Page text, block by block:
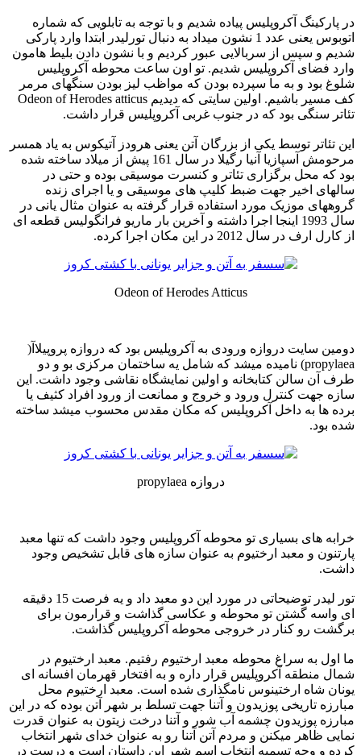
در پارکینگ آکروپلیس پیاده شدیم و با توجه به تابلویی که شماره
اتوبوس یعنی عدد 1 نشون میداد به دنبال تورلیدر ابتدا وارد پارکی
شدیم و سپس از سربالایی عبور کردیم و با نشون دادن بلیط هامون
وارد فضای آکروپلیس شدیم. تو اون ساعت محوطه آکروپلیس
شلوغ بود و به ما سپرده بودن که مواظب لیز بودن سنگهای مرمر
کف مسیر باشیم. اولین سایتی که دیدیم Odeon of Herodes atticus
تئاتر سنگی بود که در جنوب غربی آکروپلیس قرار داشت.
این تئاتر توسط یکی از بزرگان آتن یعنی هرودز آتیکوس به یاد همسر
مرحومش آسپازیا آنیا رگیلا در سال 161 پیش از میلاد ساخته شده
بود که محل برگزاری تئاتر و کنسرت موسیقی بوده و حتی در
سالهای اخیر جهت ضبط کلیپ های موسیقی و یا اجرای زنده
گروههای موزیک مورد استفاده قرار گرفته به عنوان مثال یانی در
سال 1993 اینجا اجرا داشته و آخرین بار ماریو فرانگولیس قطعه ای
از کارل ارف در سال 2012 در این مکان اجرا کرده.
Odeon of Herodes Atticus
دومین سایت دروازه ورودی به آکروپلیس بود که دروازه پروپیلاآ(
propylaea) نامیده میشد که شامل یه ساختمان مرکزی بو و دو
طرف آن سالن کتابخانه و اولین نمایشگاه نقاشی وجود داشت. این
سازه جهت کنترل ورود و خروج و ممانعت از ورود افراد کثیف یا
برده ها به داخل آکروپلیس که مکان مقدس محسوب میشد ساخته
شده بود.
دروازه propylaea
خرابه های بسیاری تو محوطه آکروپلیس وجود داشت که تنها معبد
پارتنون و معبد ارختیوم به عنوان سازه های قابل تشخیص وجود
داشت.
تور لیدر توضیحاتی در مورد این دو معبد داد و یه فرصت 15 دقیقه
ای واسه گشتن تو محوطه و عکاسی گذاشت و قرارمون برای
برگشت رو کنار در خروجی محوطه آکروپلیس گذاشت.
ما اول به سراغ محوطه معبد ارختیوم رفتیم. معبد ارختیوم در
شمال منطقه آکروپلیس قرار داره و به افتخار قهرمان افسانه ای
یونان شاه ارختینوس نامگذاری شده است. معبد ارختیوم محل
مبارزه تاریخی پوزیدون و آتنا جهت تسلط بر شهر آتن بوده که در این
مبارزه پوزیدون چشمه آب شور و آتنا درخت زیتون به عنوان قدرت
نمایی ظاهر میکنن و مردم آتن آتنا رو به عنوان خدای شهر انتخاب
کرده و وجه تسمیه انتخاب اسم شهر این داستان است و درست در